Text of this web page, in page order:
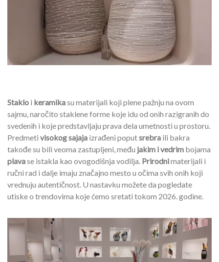
Staklo i keramikasu materijali koji plene pažnju na ovom
sajmu, naročito staklene forme koje idu od onih razigranih do
svedenih i koje predstavljaju prava dela umetnosti u prostoru.
Predmeti visokog sajaja izrađeni poputsrebra ili bakra
takođe su bili veoma zastupljeni, među jakim i vedrim bojama
plavase istakla kao ovogodišnja vodilja. Prirodnimaterijali i
ručni rad i dalje imaju značajno mesto u očima svih onih koji
vrednuju autentičnost. U nastavku možete da pogledate
utiske o trendovima koje ćemo sretati tokom 2026. godine.